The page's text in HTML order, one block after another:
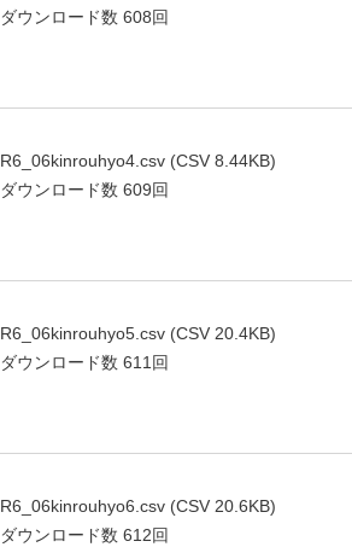
ダウンロード数 608回
R6_06kinrouhyo4.csv (CSV 8.44KB)
ダウンロード数 609回
R6_06kinrouhyo5.csv (CSV 20.4KB)
ダウンロード数 611回
R6_06kinrouhyo6.csv (CSV 20.6KB)
ダウンロード数 612回